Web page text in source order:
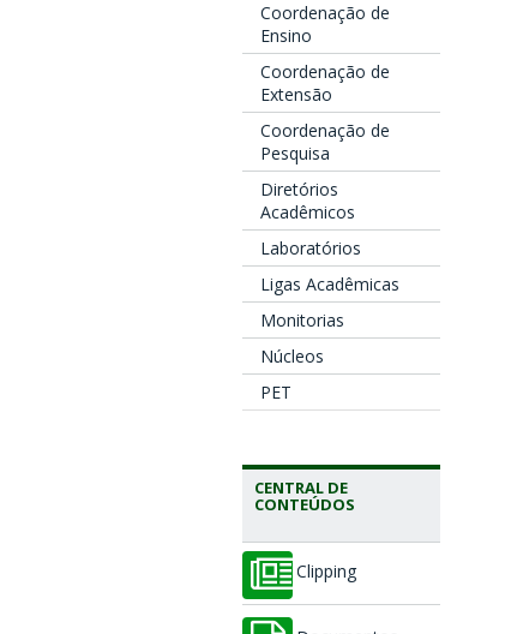
Coordenação de
Ensino
Coordenação de
Extensão
Coordenação de
Pesquisa
Diretórios
Acadêmicos
Laboratórios
Ligas Acadêmicas
Monitorias
Núcleos
PET
CENTRAL DE
CONTEÚDOS
Clipping